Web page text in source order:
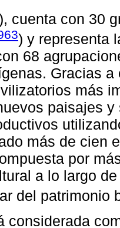
cuenta con 30
) y representa
68
Gracias
más
paisajes
más de cien
por
a lo largo
del patrimonio
considerada